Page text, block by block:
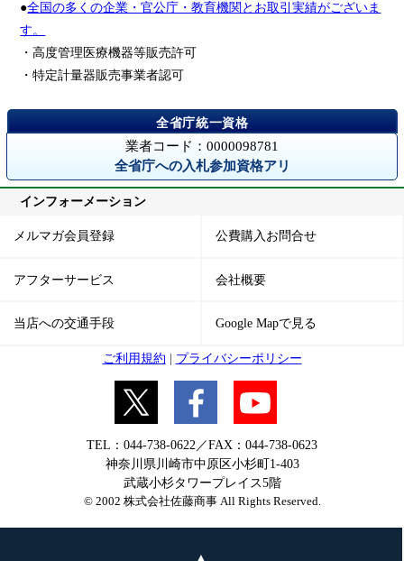
●全国の多くの企業・官公庁・教育機関とお取引実績がございま
す。
・高度管理医療機器等販売許可
・特定計量器販売事業者認可
業者コード：0000098781
全省庁への入札参加資格アリ
インフォーメーション
メルマガ会員登録 公費購入お問合せ
アフターサービス 会社概要
当店への交通手段 Google Mapで見る
ご利用規約 | プライバシーポリシー
TEL：044-738-0622／FAX：044-738-0623
神奈川県川崎市中原区小杉町1-403
武蔵小杉タワープレイス5階
© 2002 株式会社佐藤商事 All Rights Reserved.
▲